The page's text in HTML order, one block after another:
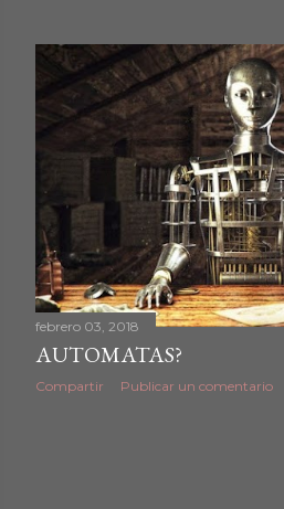
febrero 03, 2018
AUTOMATAS?
Compartir Publicar un comentario